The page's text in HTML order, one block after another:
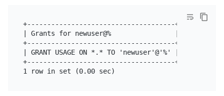
+-------------------------------------+
| Grants for newuser@%                |
+-------------------------------------+
| GRANT USAGE ON *.* TO 'newuser'@'%' |
+-------------------------------------+